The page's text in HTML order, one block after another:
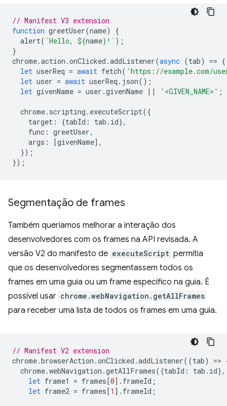
// Manifest V3 extension
function greetUser(name)
{
alert( `Hello, ${name} !` );
}
chrome.action .onClicked .addListener(async (tab) => {
let userReq = await fetch( 'https://example.com/
let user = await userReq . json();
let givenName = user .givenName || '<GIVEN_NAME>' ;
chrome. scripting . executeScript({
target : {tabId : tab . id},
func : greetUser,
args : [givenName],
});
});
Segmentação de frames
Também queríamos melhorar a interação dos
desenvolvedores com os frames na API revisada. A
versão V2 do manifesto de executeScript permitia
que os desenvolvedores segmentassem todos os
frames em uma guia ou um frame específico na guia. É
possível usar chrome.webNavigation.getAllFrames
para receber uma lista de todos os frames em uma guia.
// Manifest V2 extension
chrome.browserAction .onClicked .addListener((tab) =>
chrome.webNavigation .getAllFrames({tabId : tab . id},
let frame1 = frames[0]. frameId ;
let frame2 = frames[1 ]. frameId ;